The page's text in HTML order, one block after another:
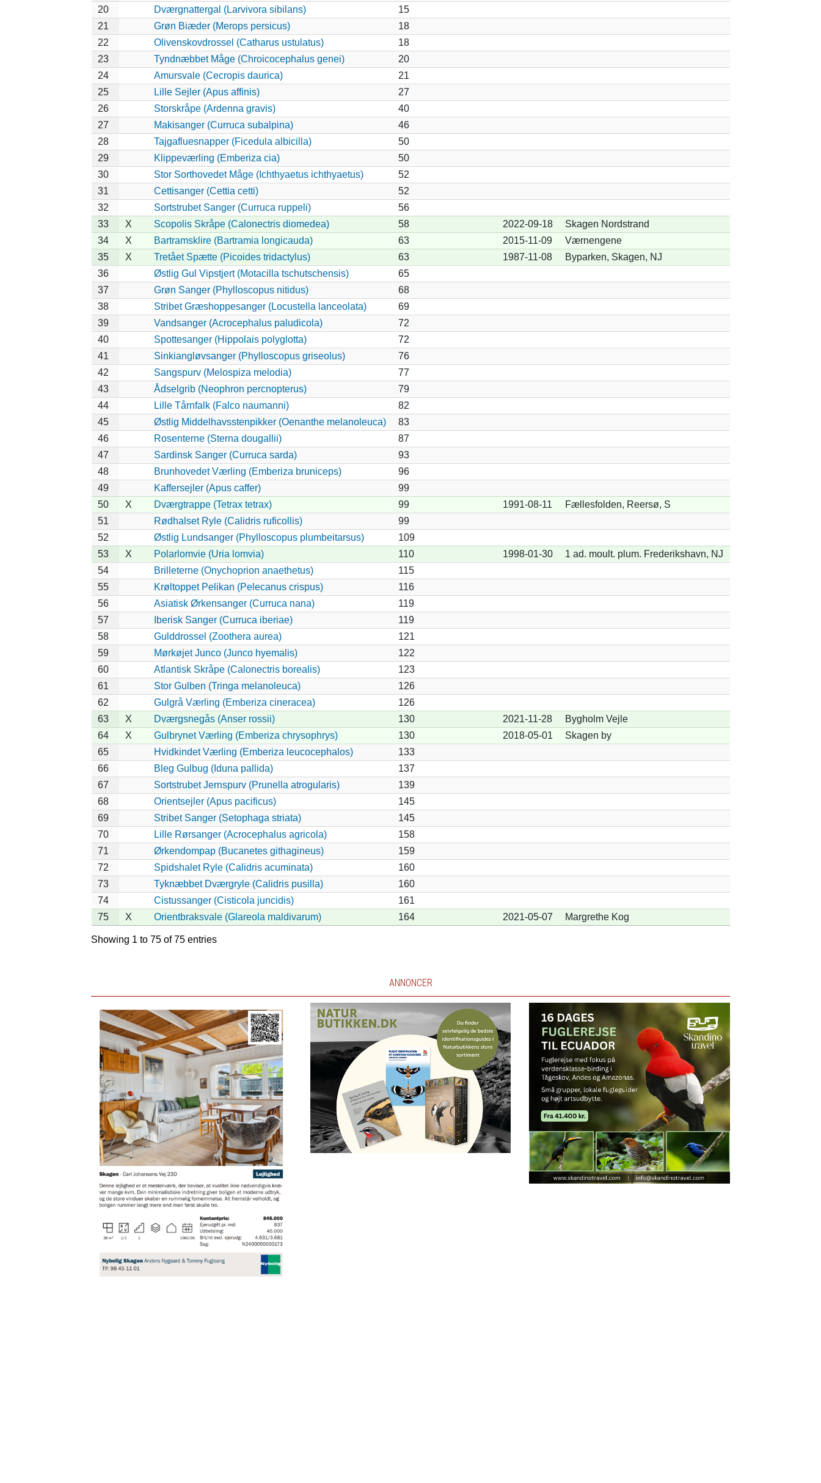
20
Dværgnattergal (Larvivora sibilans)
15
21
Grøn Biæder (Merops persicus)
18
22
Olivenskovdrossel (Catharus ustulatus)
18
23
Tyndnæbbet Måge (Chroicocephalus genei)
20
24
Amursvale (Cecropis daurica)
21
25
Lille Sejler (Apus affinis)
27
26
Storskråpe (Ardenna gravis)
40
27
Makisanger (Curruca subalpina)
46
28
Tajgafluesnapper (Ficedula albicilla)
50
29
Klippeværling (Emberiza cia)
50
30
Stor Sorthovedet Måge (Ichthyaetus ichthyaetus)
52
31
Cettisanger (Cettia cetti)
52
32
Sortstrubet Sanger (Curruca ruppeli)
56
33
X Scopolis Skråpe (Calonectris diomedea) 58 2022-09-18
Skagen Nordstrand
34
X Bartramsklire (Bartramia longicauda) 63 2015-11-09
Værnengene
35
X Tretået Spætte (Picoides tridactylus) 63 1987-11-08
Byparken, Skagen, NJ
36
Østlig Gul Vipstjert (Motacilla tschutschensis)
65
37
Grøn Sanger (Phylloscopus nitidus)
68
38
Stribet Græshoppesanger (Locustella lanceolata)
69
39
Vandsanger (Acrocephalus paludicola)
72
40
Spottesanger (Hippolais polyglotta)
72
41
Sinkiangløvsanger (Phylloscopus griseolus)
76
42
Sangspurv (Melospiza melodia)
77
43
Ådselgrib (Neophron percnopterus)
79
44
Lille Tårnfalk (Falco naumanni)
82
45
Østlig Middelhavsstenpikker (Oenanthe melanoleuca)
83
46
Rosenterne (Sterna dougallii)
87
47
Sardinsk Sanger (Curruca sarda)
93
48
Brunhovedet Værling (Emberiza bruniceps)
96
49
Kaffersejler (Apus caffer)
99
50
X Dværgtrappe (Tetrax tetrax) 99 1991-08-11
Fællesfolden, Reersø, S
51
Rødhalset Ryle (Calidris ruficollis)
99
52
Østlig Lundsanger (Phylloscopus plumbeitarsus)
109
53
X Polarlomvie (Uria lomvia) 110 1998-01-30
1 ad. moult. plum. Frederikshavn, NJ
54
Brilleterne (Onychoprion anaethetus)
115
55
Krøltoppet Pelikan (Pelecanus crispus)
116
56
Asiatisk Ørkensanger (Curruca nana)
119
57
Iberisk Sanger (Curruca iberiae)
119
58
Gulddrossel (Zoothera aurea)
121
59
Mørkøjet Junco (Junco hyemalis)
122
60
Atlantisk Skråpe (Calonectris borealis)
123
61
Stor Gulben (Tringa melanoleuca)
126
62
Gulgrå Værling (Emberiza cineracea)
126
63
X Dværgsnegås (Anser rossii) 130 2021-11-28
Bygholm Vejle
64
X Gulbrynet Værling (Emberiza chrysophrys) 130 2018-05-01
Skagen by
65
Hvidkindet Værling (Emberiza leucocephalos)
133
66
Bleg Gulbug (Iduna pallida)
137
67
Sortstrubet Jernspurv (Prunella atrogularis)
139
68
Orientsejler (Apus pacificus)
145
69
Stribet Sanger (Setophaga striata)
145
70
Lille Rørsanger (Acrocephalus agricola)
158
71
Ørkendompap (Bucanetes githagineus)
159
72
Spidshalet Ryle (Calidris acuminata)
160
73
Tyknæbbet Dværgryle (Calidris pusilla)
160
74
Cistussanger (Cisticola juncidis)
161
75
X Orientbraksvale (Glareola maldivarum) 164 2021-05-07 Margrethe Kog
Showing 1 to 75 of 75 entries
ANNONCER